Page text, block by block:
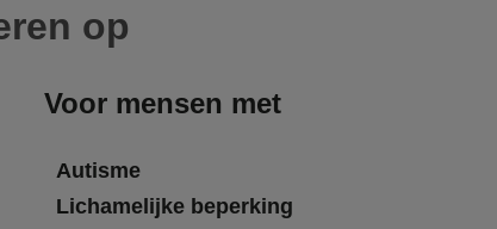
op
Voor mensen met
Autisme
Lichamelijke beperking